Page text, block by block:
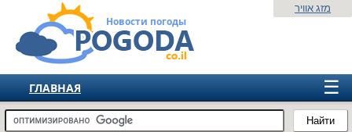
Новости погоды
Найти
מזג אוויר
☰
ГЛАВНАЯ
ИЗРАИЛЬ